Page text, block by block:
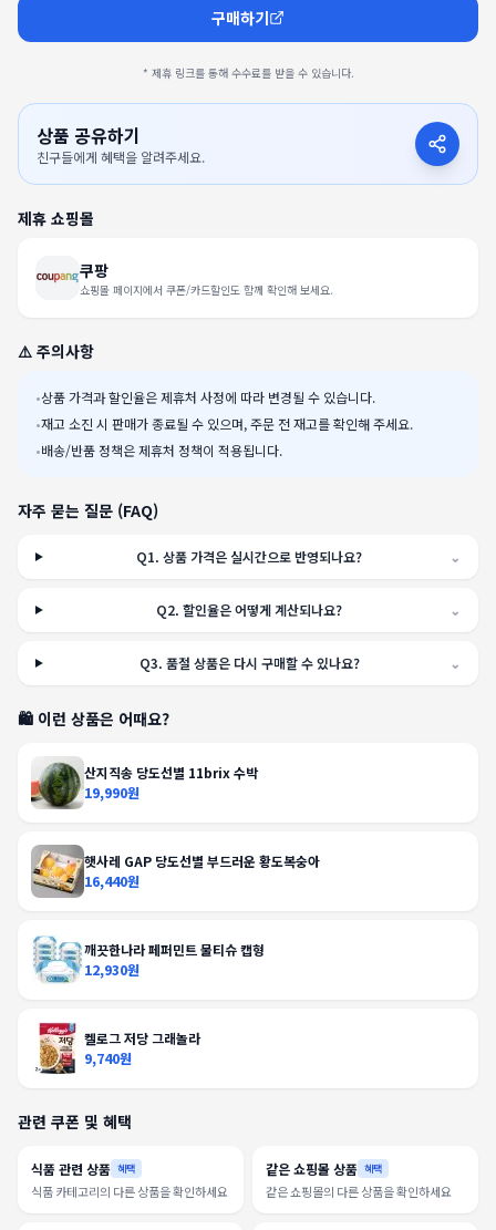
구매하기
* 제휴 링크를 통해 수수료를 받을 수 있습니다.
상품 공유하기
친구들에게 혜택을 알려주세요.
제휴 쇼핑몰
쿠팡
쇼핑몰 페이지에서 쿠폰/카드할인도 함께 확인해 보세요.
⚠️ 주의사항
•상품 가격과 할인율은 제휴처 사정에 따라 변경될 수 있습니다.
•재고 소진 시 판매가 종료될 수 있으며, 주문 전 재고를 확인해 주세요.
•배송/반품 정책은 제휴처 정책이 적용됩니다.
자주 묻는 질문 (FAQ)
Q1.상품 가격은 실시간으로 반영되나요? ⌄
Q2.할인율은 어떻게 계산되나요? ⌄
Q3. 품절 상품은 다시 구매할 수 있나요? ⌄
🛍️ 이런 상품은 어때요?
산지직송 당도선별 11brix 수박
19,990원
햇사레 GAP 당도선별 부드러운 황도복숭아
16,440원
깨끗한나라 페퍼민트 물티슈 캡형
12,930원
켈로그 저당 그래놀라
9,740원
관련 쿠폰 및 혜택
식품 관련 상품 혜택
식품 카테고리의 다른 상품을 확인하세요
같은 쇼핑몰 상품 혜택
같은 쇼핑몰의 다른 상품을 확인하세요